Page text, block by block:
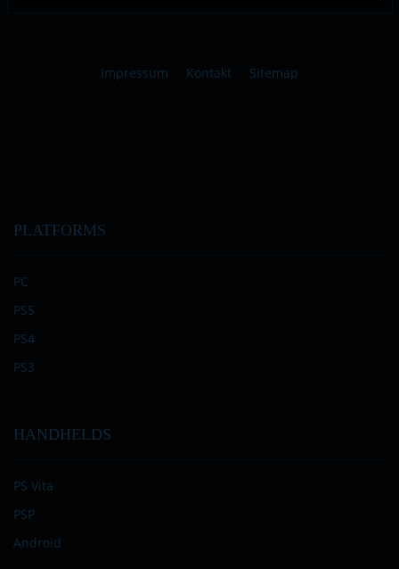
Impressum Kontakt Sitemap
PLATFORMS
PC
PS5
PS4
PS3
HANDHELDS
PS Vita
PSP
Android